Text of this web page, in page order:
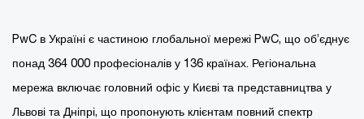
PwC в Україні є частиною глобальної мережі PwC, що об’єднує
понад 364 000 професіоналів у 136 країнах. Регіональна
мережа включає головний офіс у Києві та представництва у
Львові та Дніпрі, що пропонують клієнтам повний спектр